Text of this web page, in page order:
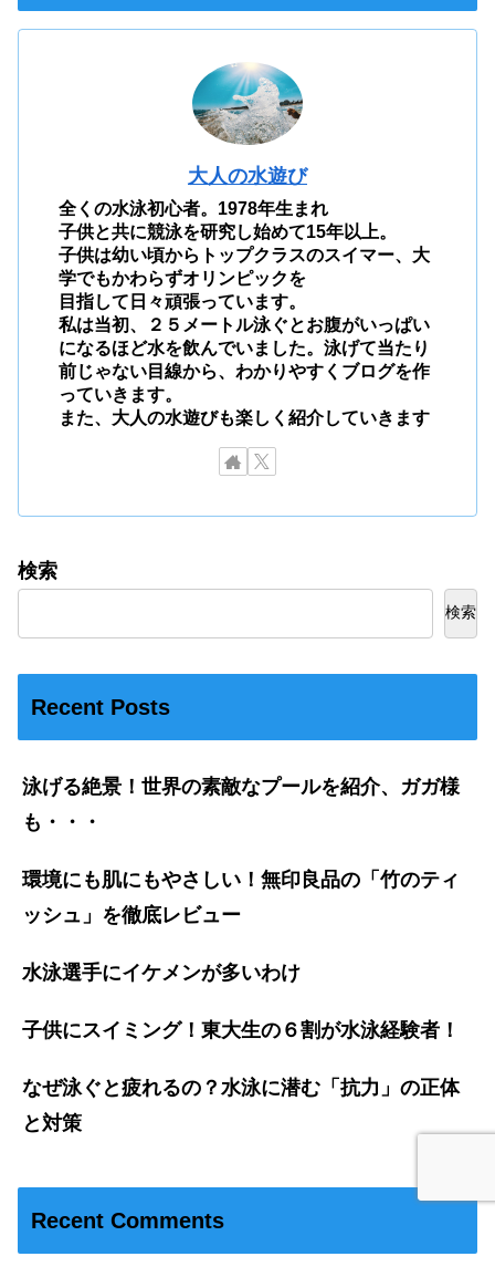
大人の水遊び
全くの水泳初心者。1978年生まれ
子供と共に競泳を研究し始めて15年以上。
子供は幼い頃からトップクラスのスイマー、大
学でもかわらずオリンピックを
目指して日々頑張っています。
私は当初、２５メートル泳ぐとお腹がいっぱい
になるほど水を飲んでいました。泳げて当たり
前じゃない目線から、わかりやすくブログを作
っていきます。
また、大人の水遊びも楽しく紹介していきます
検索
検索
Recent Posts
泳げる絶景！世界の素敵なプールを紹介、ガガ様
も・・・
環境にも肌にもやさしい！無印良品の「竹のティ
ッシュ」を徹底レビュー
水泳選手にイケメンが多いわけ
子供にスイミング！東大生の６割が水泳経験者！
なぜ泳ぐと疲れるの？水泳に潜む「抗力」の正体
と対策
Recent Comments